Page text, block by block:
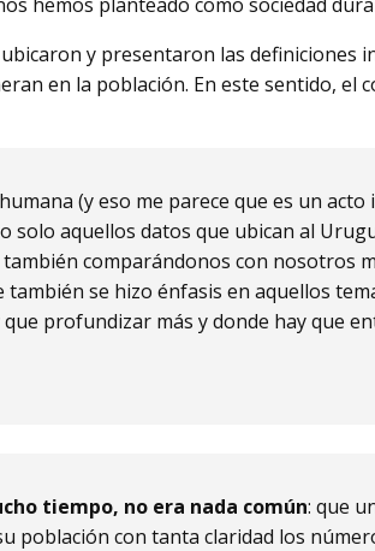
y presentaron las definiciones
en la población. En este sentido, el
(y eso me parece que es un
solo aquellos datos que ubican al
comparándonos con nosotros
se hizo énfasis en aquellos
profundizar más y donde hay que
tiempo, no era nada común: que
población con tanta claridad los